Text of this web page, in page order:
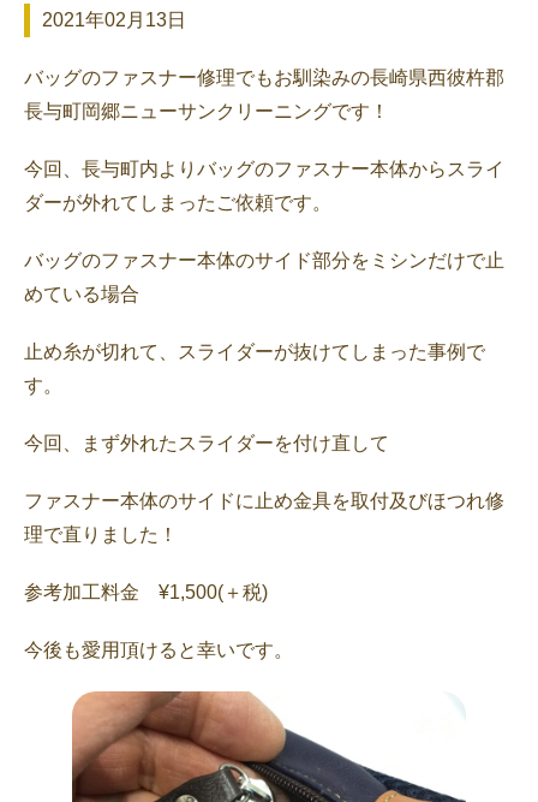
2021年02月13日
バッグのファスナー修理でもお馴染みの長崎県西彼杵郡
長与町岡郷ニューサンクリーニングです！
今回、長与町内よりバッグのファスナー本体からスライ
ダーが外れてしまったご依頼です。
バッグのファスナー本体のサイド部分をミシンだけで止
めている場合
止め糸が切れて、スライダーが抜けてしまった事例で
す。
今回、まず外れたスライダーを付け直して
ファスナー本体のサイドに止め金具を取付及びほつれ修
理で直りました！
参考加工料金 ¥1,500(＋税)
今後も愛用頂けると幸いです。